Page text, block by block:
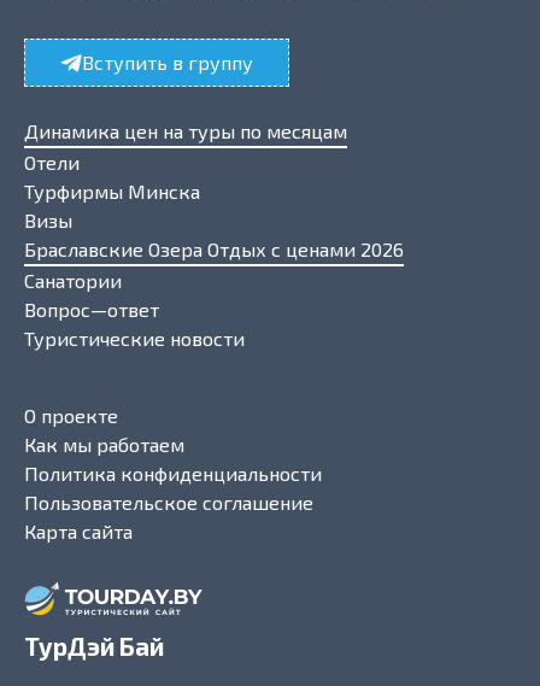
ТурДэй Бай
Динамика цен на туры по месяцам
Отели
Турфирмы Минска
Визы
Браславские Озера Отдых с ценами 2026
Санатории
Вопрос—ответ
Туристические новости
О проекте
Как мы работаем
Политика конфиденциальности
Пользовательское соглашение
Карта сайта
Вступить в группу